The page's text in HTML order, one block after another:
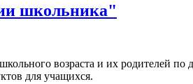
школьника"
возраста и их родителей
для учащихся.